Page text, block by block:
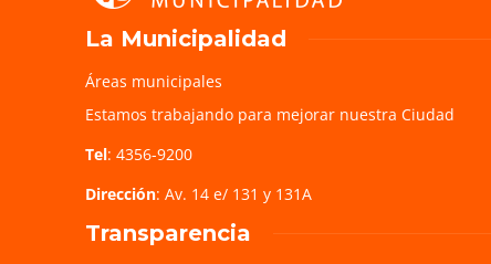
La Municipalidad
Áreas municipales
Estamos trabajando para mejorar nuestra Ciudad
Tel: 4356-9200
Dirección: Av. 14 e/ 131 y 131A
Transparencia